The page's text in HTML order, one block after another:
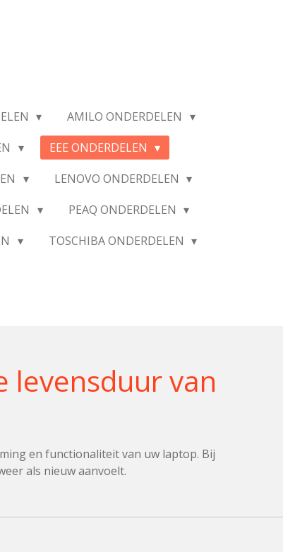
AMILO ONDERDELEN
EEE ONDERDELEN
LENOVO ONDERDELEN
PEAQ ONDERDELEN
TOSCHIBA ONDERDELEN
levensduur van
en functionaliteit van uw laptop. Bij
als nieuw aanvoelt.